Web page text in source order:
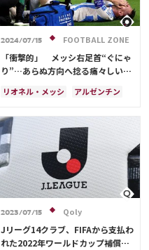
2024/07/15 FOOTBALL ZONE
「衝撃的」 メッシ右足首“ぐにゃ
り”…あらぬ方向へ捻る痛々しい瞬
リオネル・メッシ
アルゼンチン
2023/07/15 Qoly
Jリーグ14クラブ、FIFAから支払わ
れた2022年ワールドカップ補償金